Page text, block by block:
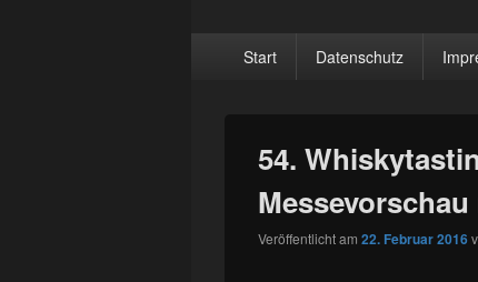
Start Datenschutz
54.
Veröffentlicht am 22. Februar 2016